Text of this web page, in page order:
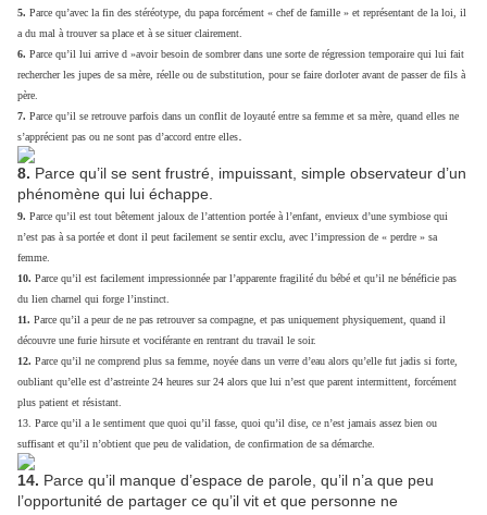
5. Parce qu’avec la fin des stéréotype, du papa forcément « chef de famille » et représentant de la loi, il
a du mal à trouver sa place et à se situer clairement.
6. Parce qu’il lui arrive d »avoir besoin de sombrer dans une sorte de régression temporaire qui lui fait
rechercher les jupes de sa mère, réelle ou de substitution, pour se faire dorloter avant de passer de fils à
père.
7. Parce qu’il se retrouve parfois dans un conflit de loyauté entre sa femme et sa mère, quand elles ne
s’apprécient pas ou ne sont pas d’accord entre elles
8. Parce qu’il se sent frustré, impuissant, simple observateur d’un
phénomène qui lui échappe.
9. Parce qu’il est tout bêtement jaloux de l’attention portée à l’enfant, envieux d’une symbiose qui
n’est pas à sa portée et dont il peut facilement se sentir exclu, avec l’impression de « perdre » sa
femme.
10. Parce qu’il est facilement impressionnée par l’apparente fragilité du bébé et qu’il ne bénéficie pas
du lien charnel qui forge l’instinct.
11. Parce qu’il a peur de ne pas retrouver sa compagne, et pas uniquement physiquement, quand il
découvre une furie hirsute et vociférante en rentrant du travail le soir.
12. Parce qu’il ne comprend plus sa femme, noyée dans un verre d’eau alors qu’elle fut jadis si forte,
oubliant qu’elle est d’astreinte 24 heures sur 24 alors que lui n’est que parent intermittent, forcément
plus patient et résistant.
13. Parce qu’il a le sentiment que quoi qu’il fasse, quoi qu’il dise, ce n’est jamais assez bien ou
suffisant et qu’il n’obtient que peu de validation, de confirmation de sa démarche.
14. Parce qu’il manque d’espace de parole, qu’il n’a que peu
l’opportunité de partager ce qu’il vit et que personne ne